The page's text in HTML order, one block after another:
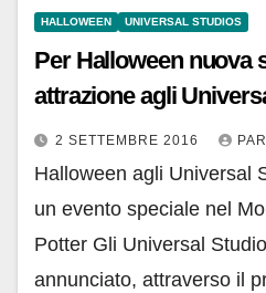
HALLOWEEN UNIVERSAL STUDIOS
Per Halloween nuova
attrazione agli
2 SETTEMBRE 2016
Halloween agli Universal
un evento speciale nel
Potter Gli Universal
annunciato, attraverso il